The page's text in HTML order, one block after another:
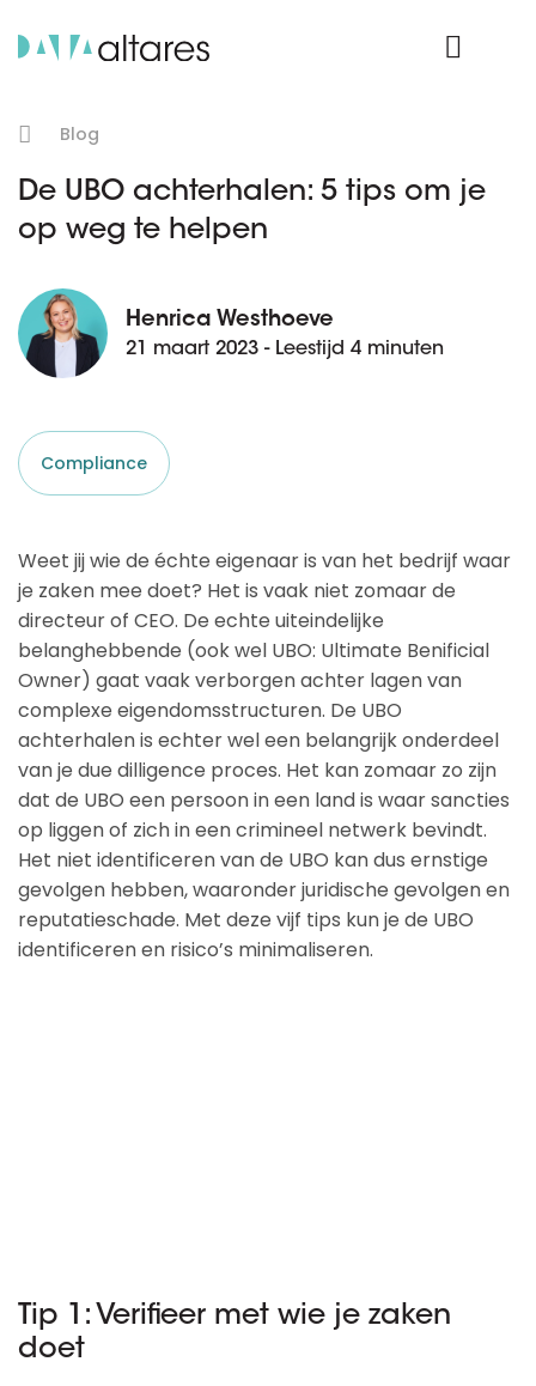
Blog
De UBO achterhalen: 5 tips om je
op weg te helpen
Henrica Westhoeve
21 maart 2023 - Leestijd 4 minuten
Compliance
Weet jij wie de échte eigenaar is van het bedrijf waar
je zaken mee doet? Het is vaak niet zomaar de
directeur of CEO. De echte uiteindelijke
belanghebbende (ook wel UBO: Ultimate Benificial
Owner) gaat vaak verborgen achter lagen van
complexe eigendomsstructuren. De UBO
achterhalen is echter wel een belangrijk onderdeel
van je due dilligence proces. Het kan zomaar zo zijn
dat de UBO een persoon in een land is waar sancties
op liggen of zich in een crimineel netwerk bevindt.
Het niet identificeren van de UBO kan dus ernstige
gevolgen hebben, waaronder juridische gevolgen en
reputatieschade. Met deze vijf tips kun je de UBO
identificeren en risico’s minimaliseren.
Tip 1: Verifieer met wie je zaken
doet